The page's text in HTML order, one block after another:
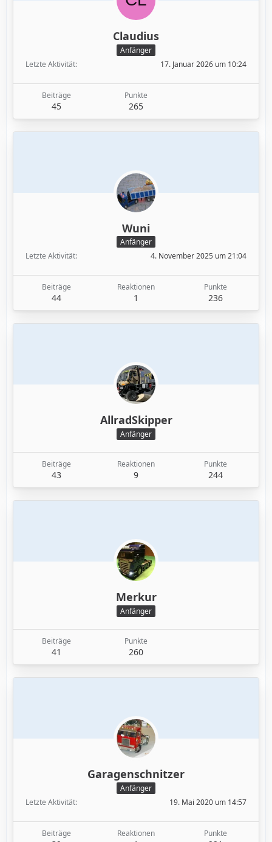
Claudius
Anfänger
Letzte Aktivität
17. Januar 2026 um 10:24
Beiträge
45
Punkte
265
Wuni
Anfänger
Letzte Aktivität
4. November 2025 um 21:04
Beiträge
44
Reaktionen
1
Punkte
236
AllradSkipper
Anfänger
Beiträge
43
Reaktionen
9
Punkte
244
Merkur
Anfänger
Beiträge
41
Punkte
260
Garagenschnitzer
Anfänger
Letzte Aktivität
19. Mai 2020 um 14:57
Beiträge Reaktionen Punkte